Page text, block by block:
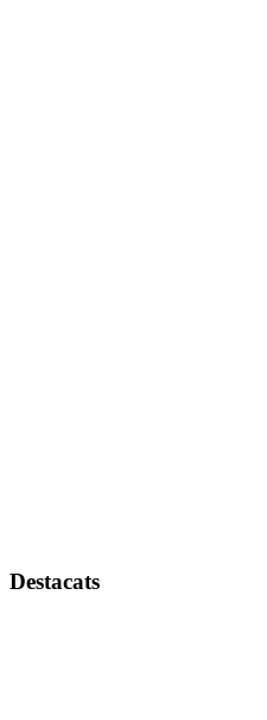
Destacats